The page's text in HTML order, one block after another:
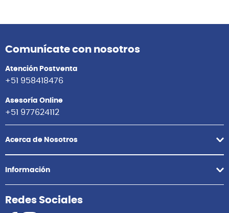
Comunícate con nosotros
Atención Postventa
+51 958418476
Asesoría Online
+51 977624112
Acerca de Nosotros
Información
Redes Sociales